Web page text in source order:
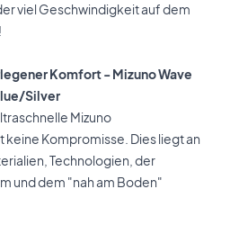
viel Geschwindigkeit auf dem
Komfort - Mizuno Wave
Silver
Mizuno
Kompromisse. Dies liegt an
Technologien, der
und dem "nah am Boden"